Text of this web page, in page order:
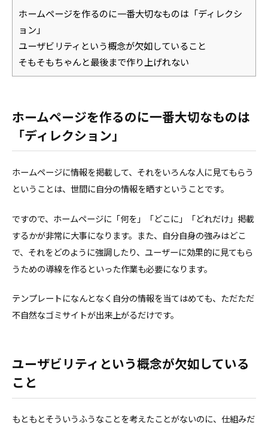
ホームページを作るのに一番大切なものは「ディレクシ
ョン」
ユーザビリティという概念が欠如していること
そもそもちゃんと最後まで作り上げれない
ホームページを作るのに一番大切なものは
「ディレクション」
ホームページに情報を掲載して、それをいろんな人に見てもらう
ということは、世間に自分の情報を晒すということです。
ですので、ホームページに「何を」「どこに」「どれだけ」掲載
するかが非常に大事になります。また、自分自身の強みはどこ
で、それをどのように強調したり、ユーザーに効果的に見てもら
うための導線を作るといった作業も必要になります。
テンプレートになんとなく自分の情報を当てはめても、ただただ
不自然なゴミサイトが出来上がるだけです。
ユーザビリティという概念が欠如している
こと
もともとそういうふうなことを考えたことがないのに、仕組みだ